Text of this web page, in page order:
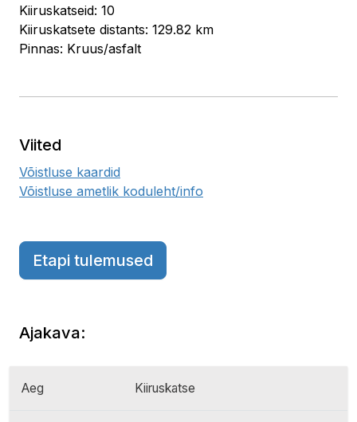
Kiiruskatseid: 10
Kiiruskatsete distants: 129.82 km
Pinnas: Kruus/asfalt
Viited
Võistluse kaardid
Võistluse ametlik koduleht/info
Etapi tulemused
Ajakava:
Aeg Kiiruskatse